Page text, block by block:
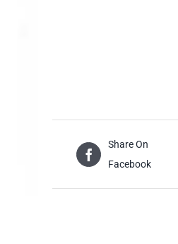
Share On
Facebook